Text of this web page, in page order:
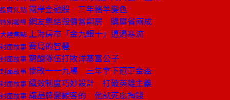
投資焦點 兩岸金融股 三年豬羊變色
特別報導 網友集結殺價當鄰居 購屋省兩成
大陸焦點 上海房市「金九銀十」遭遇寒流
封面故事 賽局的智慧
封面故事 窮酸隊伍打敗洋基富公子
封面故事 慘敗一一九場 三年拿下冠軍金盃
封面故事 績效制度巧妙設計 打破英雄主義
封面故事 讓品牌變顧客的 他就死忠掏錢